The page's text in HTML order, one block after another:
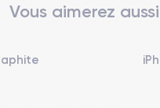
Vous aimerez aussi